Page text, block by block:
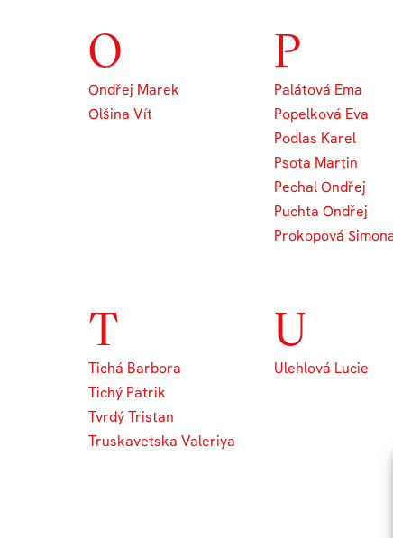
O
Ondřej Marek
Olšina Vít
P
Palátová Ema
Popelková Eva
Podlas Karel
Psota Martin
Pechal Ondřej
Puchta Ondřej
Prokopová
T
Tichá Barbora
Tichý Patrik
Tvrdý Tristan
Truskavetska Valeriya
U
Ulehlová Lucie